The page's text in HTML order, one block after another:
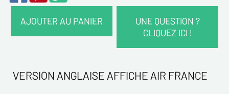
AJOUTER AU PANIER
UNE QUESTION ?
CLIQUEZ ICI !
Nom*
VERSION ANGLAISE AFFICHE AIR FRANCE